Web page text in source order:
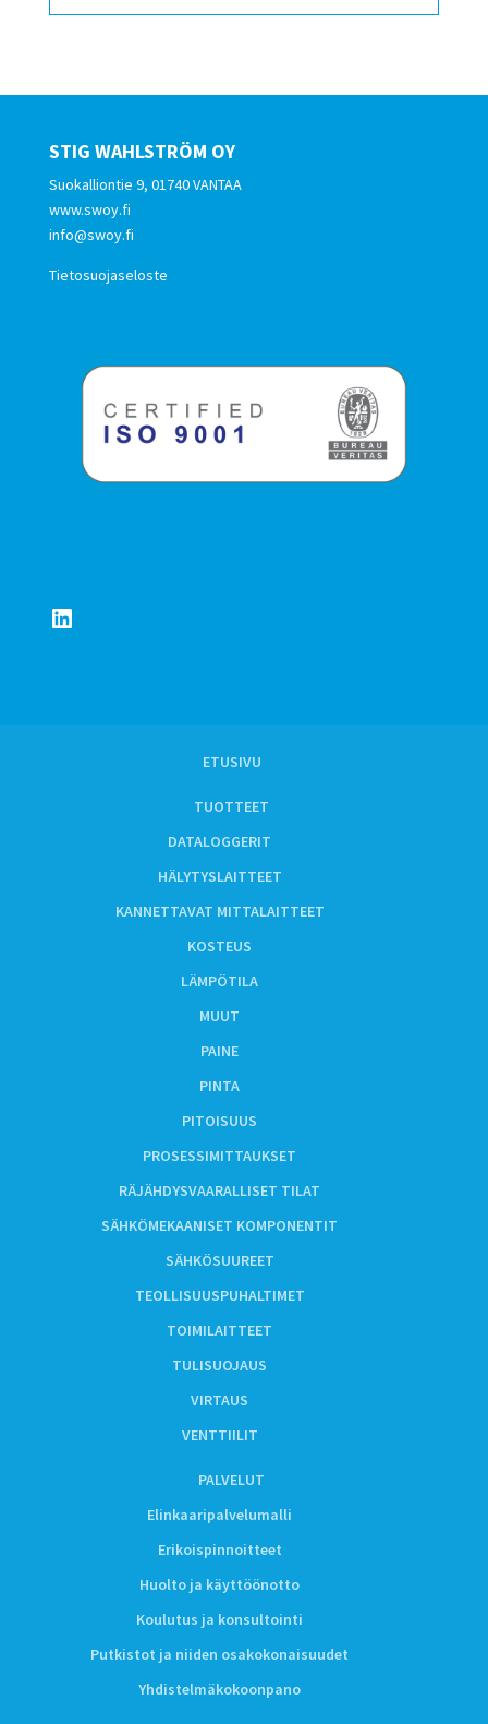
STIG WAHLSTRÖM OY
Suokalliontie 9, 01740 VANTAA
www.swoy.fi
info@swoy.fi
Tietosuojaseloste
LinkedIn
ETUSIVU
TUOTTEET
DATALOGGERIT
HÄLYTYSLAITTEET
KANNETTAVAT MITTALAITTEET
KOSTEUS
LÄMPÖTILA
MUUT
PAINE
PINTA
PITOISUUS
PROSESSIMITTAUKSET
RÄJÄHDYSVAARALLISET TILAT
SÄHKÖMEKAANISET KOMPONENTIT
SÄHKÖSUUREET
TEOLLISUUSPUHALTIMET
TOIMILAITTEET
TULISUOJAUS
VIRTAUS
VENTTIILIT
PALVELUT
Elinkaaripalvelumalli
Erikoispinnoitteet
Huolto ja käyttöönotto
Koulutus ja konsultointi
Putkistot ja niiden osakokonaisuudet
Yhdistelmäkokoonpano